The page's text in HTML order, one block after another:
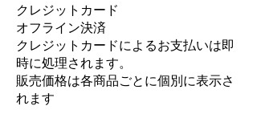
クレジットカード
オフライン決済
クレジットカードによるお支払いは即
時に処理されます。
販売価格は各商品ごとに個別に表示さ
れます